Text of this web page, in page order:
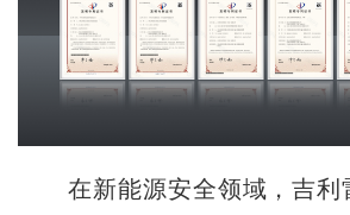
在新能源安全领域，吉利